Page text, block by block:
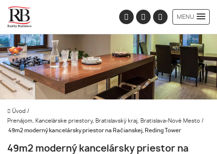
MENU
Úvod /
Prenájom, Kancelárske priestory, Bratislavský kraj, Bratislava-Nové Mesto /
49m2 moderný kancelársky priestor na Račianskej, Reding Tower
49m2 moderný kancelársky priestor na